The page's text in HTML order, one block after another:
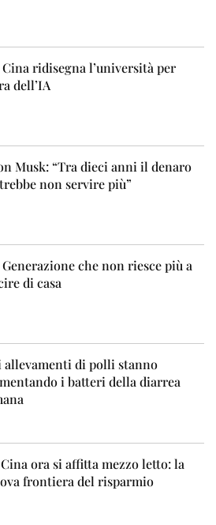
Cina ridisegna l’università per
dell’IA
Musk: “Tra dieci anni il denaro
non servire più”
che non riesce più a
di casa
allevamenti di polli stanno
i batteri della diarrea
ora si affitta mezzo letto: la
frontiera del risparmio